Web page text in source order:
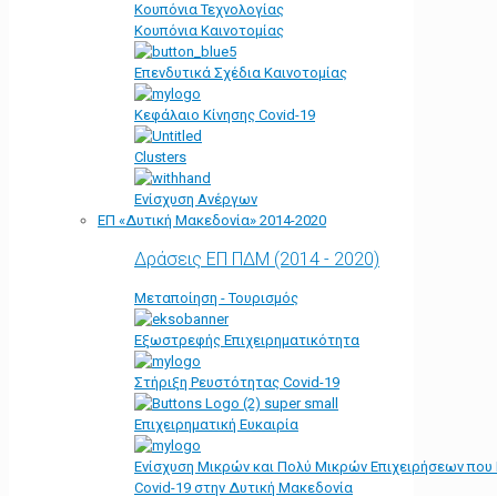
Κουπόνια Τεχνολογίας
Κουπόνια Καινοτομίας
Επενδυτικά Σχέδια Καινοτομίας
Κεφάλαιο Κίνησης Covid-19
Clusters
Ενίσχυση Ανέργων
ΕΠ «Δυτική Μακεδονία» 2014-2020
Δράσεις ΕΠ ΠΔΜ (2014 - 2020)
Μεταποίηση - Τουρισμός
Εξωστρεφής Επιχειρηματικότητα
Στήριξη Ρευστότητας Covid-19
Επιχειρηματική Ευκαιρία
Ενίσχυση Μικρών και Πολύ Μικρών Επιχειρήσεων
Covid-19 στην Δυτική Μακεδονία